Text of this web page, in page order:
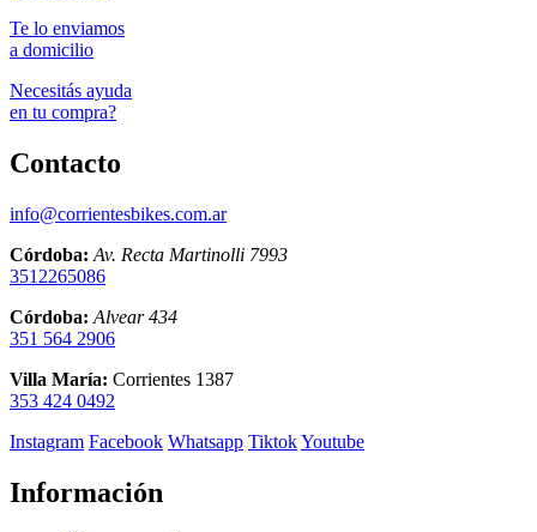
Te lo enviamos
a domicilio
Necesitás ayuda
en tu compra?
Contacto
info@corrientesbikes.com.ar
Córdoba: Av. Recta Martinolli 7993
3512265086
Córdoba: Alvear 434
351 564 2906
Villa María: Corrientes 1387
353 424 0492
Instagram Facebook Whatsapp TiktokYoutube
Información